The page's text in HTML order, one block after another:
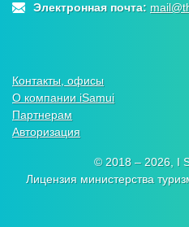
Электронная почта:
Контакты, офисы
О компании iSamui
Партнерам
Авторизация
© 2018 – 2026, I
Лицензия министерства